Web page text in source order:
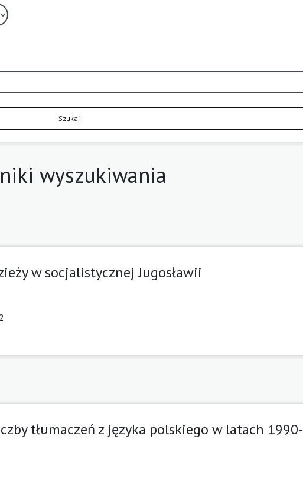
Szukaj
wyszukiwania
w socjalistycznej Jugosławii
tłumaczeń z języka polskiego w latach 1990-